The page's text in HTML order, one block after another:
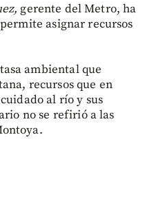
gerente del Metro, ha
asignar recursos
ambiental que
recursos que en
al río y sus
no se refirió a las